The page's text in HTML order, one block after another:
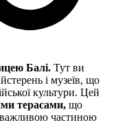
Балі. Тут ви
і музеїв, що
культури. Цей
терасами, що
важливою частиною